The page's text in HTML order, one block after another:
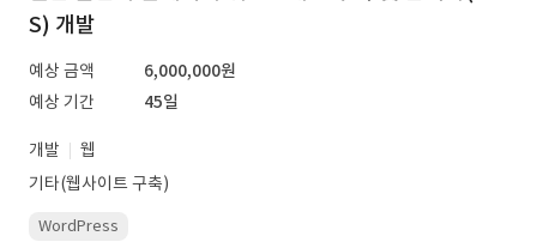
S) 개발
예상 금액
6,000,000원
예상 기간
45일
개발
웹
기타(웹사이트 구축)
WordPress